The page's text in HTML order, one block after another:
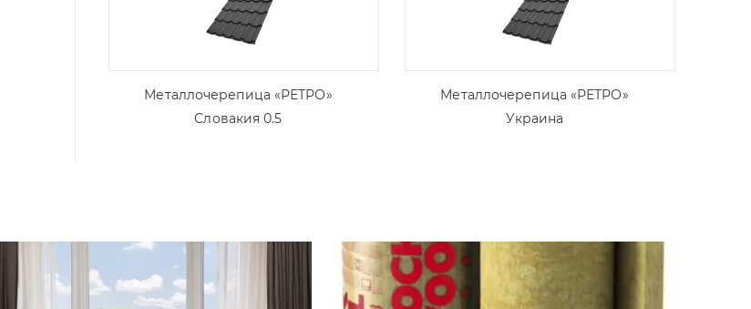
Металлочерепица «РЕТРО»
Словакия 0.5
Металлочерепица «РЕТРО»
Украина